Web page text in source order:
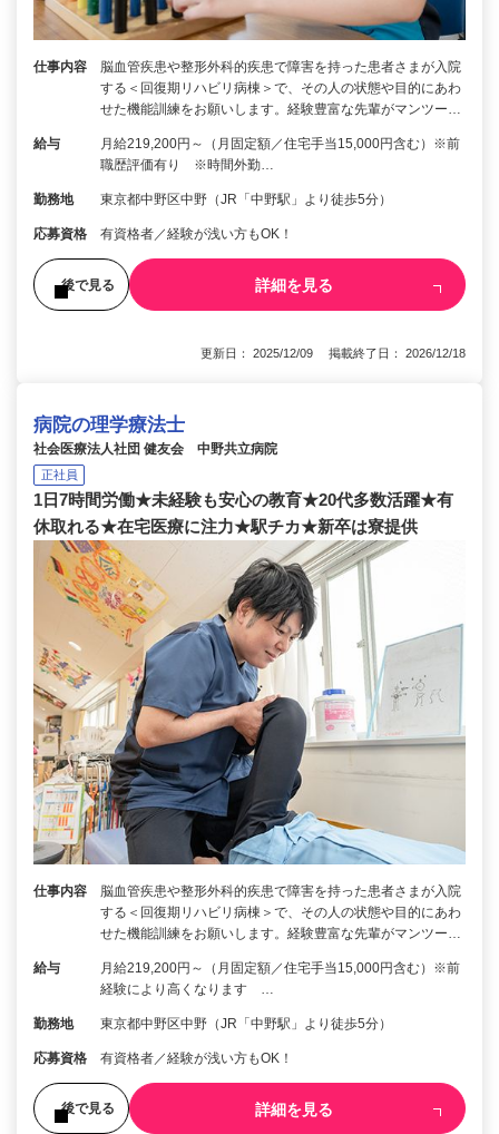
仕事内容
脳⾎管疾患や整形外科的疾患で障害を持った患者さまが入院
する＜回復期リハビリ病棟＞で、その人の状態や目的にあわ
せた機能訓練をお願いします。経験豊富な先輩がマンツー…
給与
月給219,200円～（月固定額／住宅手当15,000円含む）※前
職歴評価有り ※時間外勤…
勤務地 東京都中野区中野（JR「中野駅」より徒歩5分）
応募資格 有資格者／経験が浅い方もOK！
後で見る 詳細を見る
更新日： 2025/12/09 掲載終了日： 2026/12/18
病院の理学療法士
社会医療法人社団 健友会 中野共立病院
正社員
1日7時間労働★未経験も安心の教育★20代多数活躍★有
休取れる★在宅医療に注力★駅チカ★新卒は寮提供
仕事内容
脳⾎管疾患や整形外科的疾患で障害を持った患者さまが入院
する＜回復期リハビリ病棟＞で、その人の状態や目的にあわ
せた機能訓練をお願いします。経験豊富な先輩がマンツー…
給与
月給219,200円～（月固定額／住宅手当15,000円含む）※前
経験により高くなります …
勤務地 東京都中野区中野（JR「中野駅」より徒歩5分）
応募資格 有資格者／経験が浅い方もOK！
後で見る 詳細を見る